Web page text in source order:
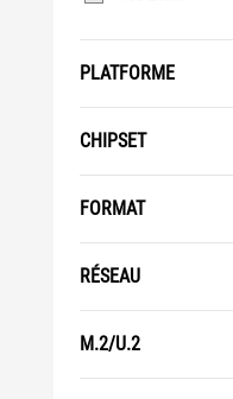
PLATFORME
CHIPSET
FORMAT
RÉSEAU
M.2/U.2